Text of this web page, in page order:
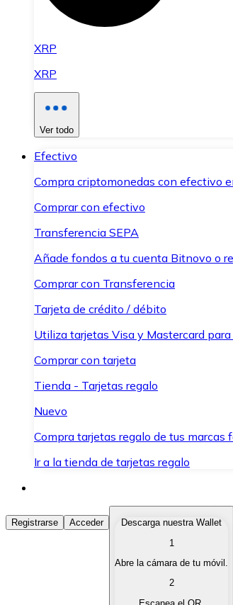
XRP
XRP
Ver todo
Efectivo
Compra criptomonedas con efectivo
Comprar con efectivo
Transferencia SEPA
Añade fondos a tu cuenta Bitnovo o
Comprar con Transferencia
Tarjeta de crédito / débito
Utiliza tarjetas Visa y Mastercard
Comprar con tarjeta
Tienda - Tarjetas regalo
Nuevo
Compra tarjetas regalo de tus
Ir a la tienda de tarjetas regalo
Comprar Criptomonedas
Compra criptomonedas con diferentes
Vende tus criptomonedas de forma
Registrarse Acceder
Descarga nuestra Wallet
1
Abre la cámara de tu móvil.
2